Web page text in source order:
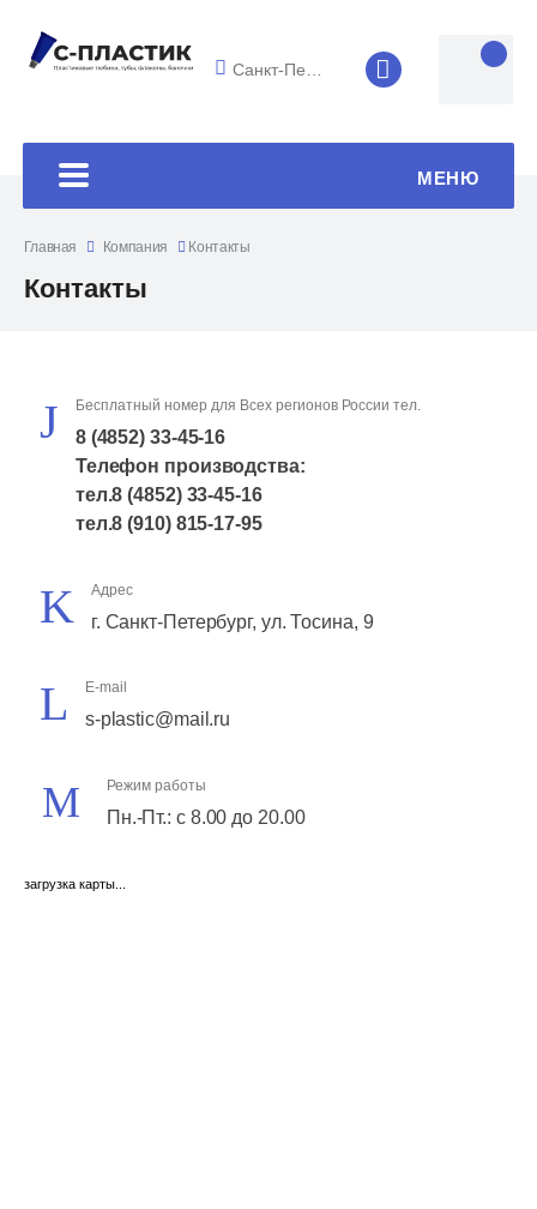
Санкт-Петербург 8 (4852) 33-
МЕНЮ
Главная Компания Контакты
Контакты
Бесплатный номер для Всех регионов России тел.
8 (4852) 33-45-16
Телефон производства:
тел.8 (4852) 33-45-16
тел.8 (910) 815-17-95
Адрес
г. Санкт-Петербург, ул. Тосина, 9
E-mail
s-plastic@mail.ru
Режим работы
Пн.-Пт.: с 8.00 до 20.00
загрузка карты...